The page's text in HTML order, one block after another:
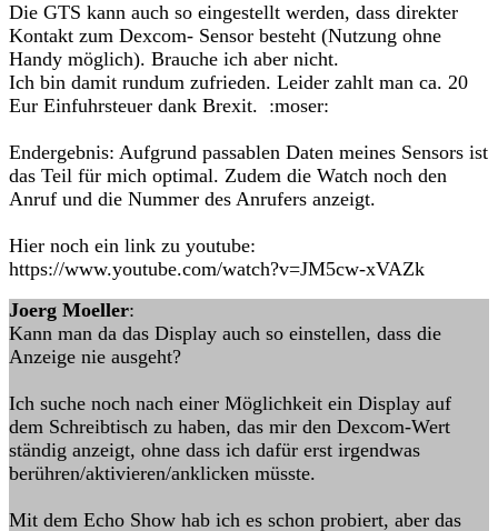
Die GTS kann auch so eingestellt werden, dass direkter
Kontakt zum Dexcom- Sensor besteht (Nutzung ohne
Handy möglich). Brauche ich aber nicht.
Ich bin damit rundum zufrieden. Leider zahlt man ca. 20
Eur Einfuhrsteuer dank Brexit. :moser:
Endergebnis: Aufgrund passablen Daten meines Sensors ist
das Teil für mich optimal. Zudem die Watch noch den
Anruf und die Nummer des Anrufers anzeigt.
Hier noch ein link zu youtube:
https://www.youtube.com/watch?v=JM5cw-xVAZk
Joerg Moeller:
Kann man da das Display auch so einstellen, dass die
Anzeige nie ausgeht?
Ich suche noch nach einer Möglichkeit ein Display auf
dem Schreibtisch zu haben, das mir den Dexcom-Wert
ständig anzeigt, ohne dass ich dafür erst irgendwas
berühren/aktivieren/anklicken müsste.
Mit dem Echo Show hab ich es schon probiert, aber das